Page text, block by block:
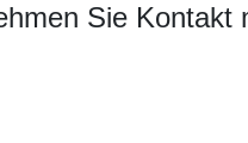
Sie Kontakt